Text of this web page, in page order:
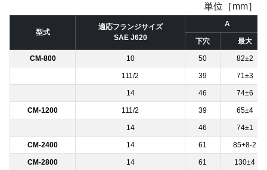
単位［mm］
型式
適応フランジサイズ
SAE J620
A
下穴 最大
CM-800 10 50 82±2
111/2 39 71±3
14 46 74±6
CM-1200 111/2 39 65±4
14 46 74±1
CM-2400 14 61 85+8-2
CM-2800 14 61 130±4